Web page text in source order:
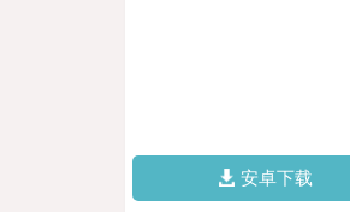
安卓下载